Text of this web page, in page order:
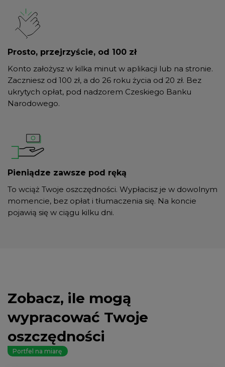
Prosto, przejrzyście, od 100 zł
Konto założysz w kilka minut w aplikacji lub na stronie.
Zaczniesz od 100 zł, a do 26 roku życia od 20 zł. Bez
ukrytych opłat, pod nadzorem Czeskiego Banku
Narodowego.
Pieniądze zawsze pod ręką
To wciąż Twoje oszczędności. Wypłacisz je w dowolnym
momencie, bez opłat i tłumaczenia się. Na koncie
pojawią się w ciągu kilku dni.
Zobacz, ile mogą
wypracować Twoje
oszczędności
Portfel na miarę